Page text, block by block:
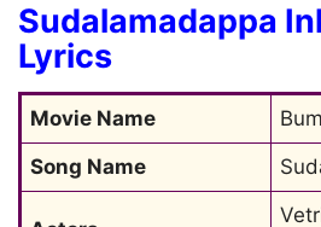
Sudalamadappa
Lyrics
Movie Name
Song Name